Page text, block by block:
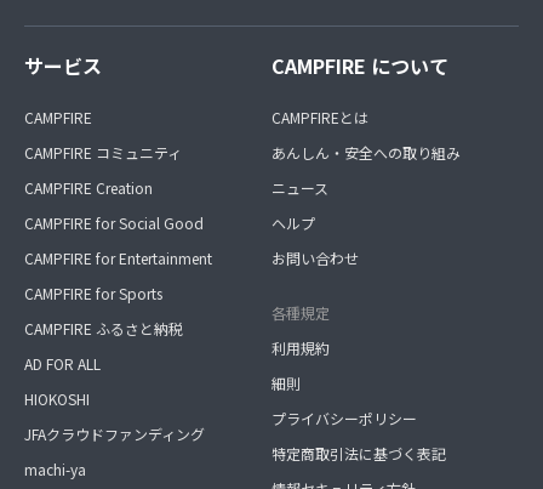
サービス
CAMPFIRE
CAMPFIRE コミュニティ
CAMPFIRE Creation
CAMPFIRE for Social Good
CAMPFIRE for Entertainment
CAMPFIRE for Sports
CAMPFIRE ふるさと納税
AD FOR ALL
HIOKOSHI
JFAクラウドファンディング
machi-ya
CAMPFIRE について
CAMPFIREとは
あんしん・安全への取り組み
ニュース
ヘルプ
お問い合わせ
各種規定
利用規約
細則
プライバシーポリシー
特定商取引法に基づく表記